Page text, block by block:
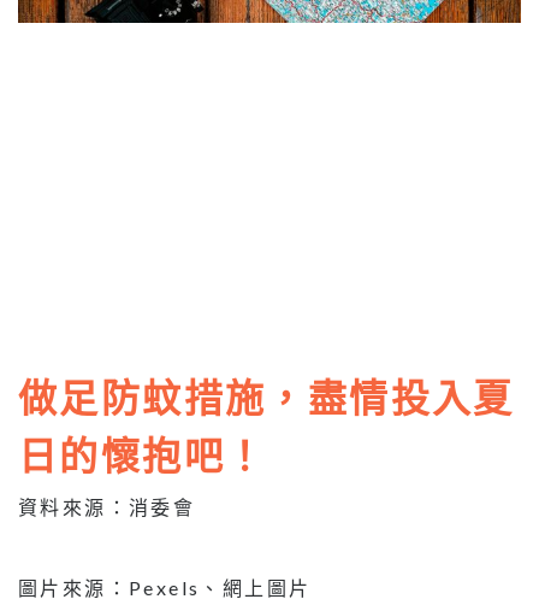
做足防蚊措施，盡情投入夏
日的懷抱吧！
資料來源：消委會
圖片來源：Pexels、網上圖片